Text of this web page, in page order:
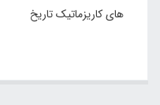
های کاریزماتیک تاریخ